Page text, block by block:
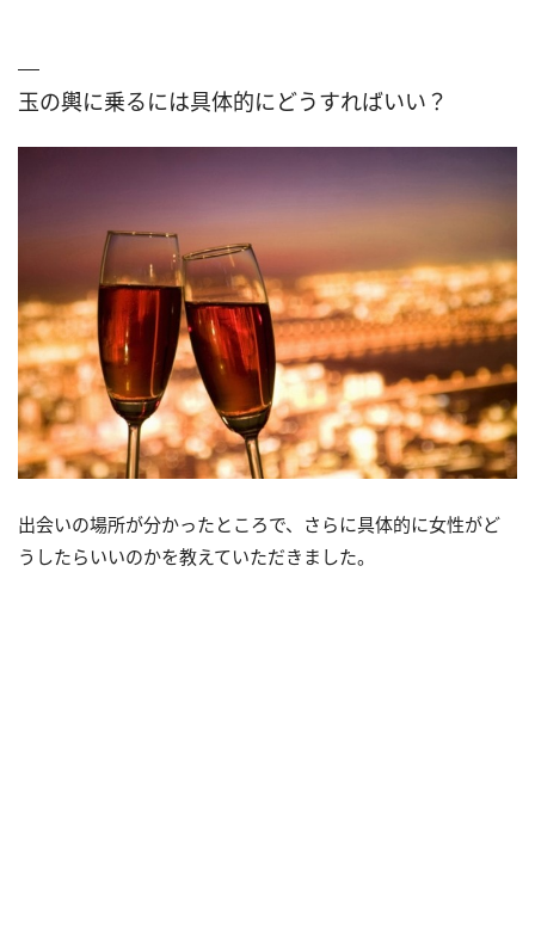
玉の輿に乗るには具体的にどうすればいい？
出会いの場所が分かったところで、さらに具体的に女性がど
うしたらいいのかを教えていただきました。